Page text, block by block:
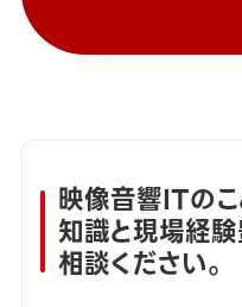
映像音響ITのこ
知識と現場経
相談ください。